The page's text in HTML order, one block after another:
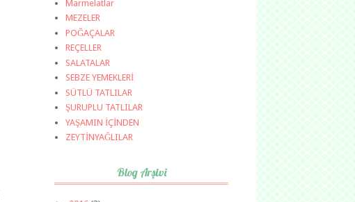
Marmelatlar
MEZELER
POĞAÇALAR
REÇELLER
SALATALAR
SEBZE YEMEKLERİ
SÜTLÜ TATLILAR
ŞURUPLU TATLILAR
YAŞAMIN İÇİNDEN
ZEYTİNYAĞLILAR
Blog Arşivi